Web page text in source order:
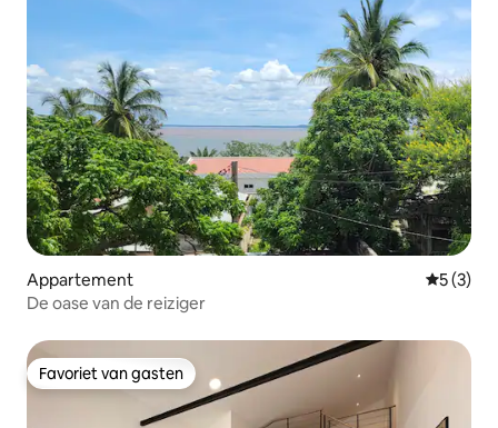
Appartement
5 (3)
De oase van de reiziger
Favoriet van gasten
Favoriet van gasten